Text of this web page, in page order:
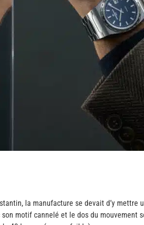
la manufacture se devait d’y
motif cannelé et le dos du